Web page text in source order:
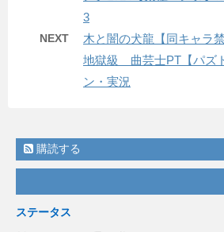
3
NEXT
木と闇の犬龍【同キャラ
地獄級 曲芸士PT【パズ
ン・実況
購読する
ステータス